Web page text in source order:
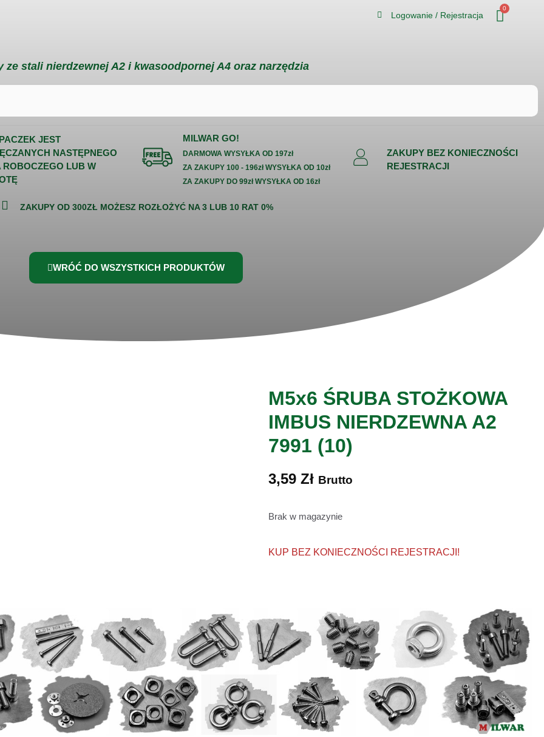
Logowanie / Rejestracja
0
ze stali nierdzewnej A2 i kwasoodpornej A4 oraz narzędzia
JEST
NASTĘPNEGO
ROBOCZEGO LUB W
MILWAR GO!
DARMOWA WYSYŁKA OD 197zł
ZA ZAKUPY 100 - 196zł WYSYŁKA OD 10zł
ZA ZAKUPY DO 99zł WYSYŁKA OD 16zł
ZAKUPY BEZ KONIECZNOŚCI
REJESTRACJI
ZAKUPY OD 300ZŁ MOŻESZ ROZŁOŻYĆ NA 3 LUB 10 RAT 0%
WRÓĆ DO WSZYSTKICH PRODUKTÓW
M5x6 ŚRUBA STOŻKOWA
IMBUS NIERDZEWNA A2
7991 (10)
3,59 Zł Brutto
Brak w magazynie
KUP BEZ KONIECZNOŚCI REJESTRACJI!